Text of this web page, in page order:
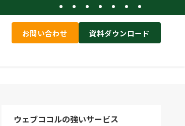
お問い合わせ 資料ダウンロード
ウェブココルの強いサービス